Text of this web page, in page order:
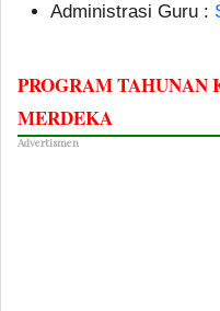
Administrasi Guru :
PROGRAM
MERDEKA
Advertismen